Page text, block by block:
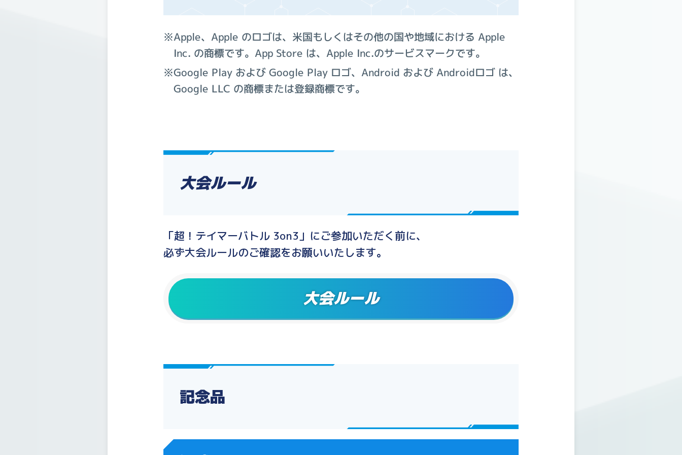
※Apple、Apple のロゴは、米国もしくはその他の国や地域における Apple
Inc. の商標です。App Store は、Apple Inc.のサービスマークです。
※Google Play および Google Play ロゴ、Android および Androidロゴ は、
Google LLC の商標または登録商標です。
大会ルール
「超！テイマーバトル 3on3」にご参加いただく前に、
必ず大会ルールのご確認をお願いいたします。
大会ルール
記念品